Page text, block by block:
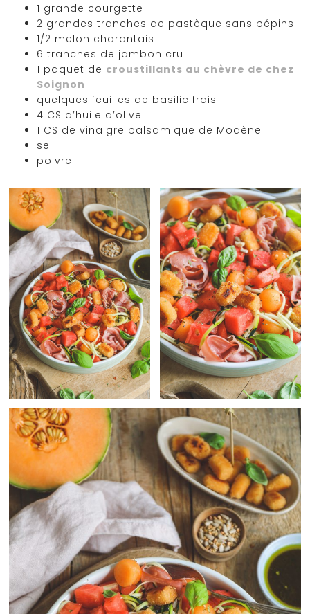
1 grande courgette
2 grandes tranches de pastèque sans pépins
1/2 melon charantais
6 tranches de jambon cru
1 paquet de croustillants au chèvre de chez
Soignon
quelques feuilles de basilic frais
4 CS d’huile d’olive
1 CS de vinaigre balsamique de Modène
sel
poivre